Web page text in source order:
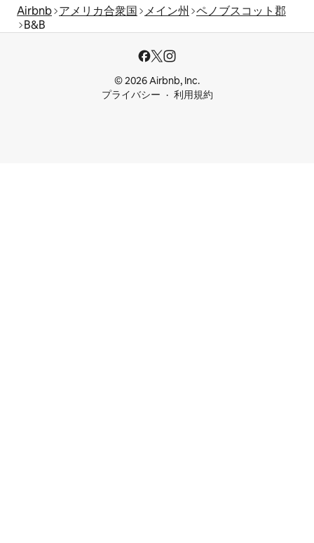
Airbnb アメリカ合衆国 メイン州 ペノブスコット郡
B&B
© 2026 Airbnb, Inc.
プライバシー
利用規約